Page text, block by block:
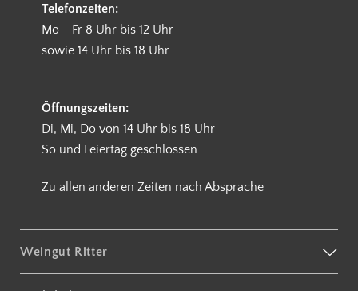
Telefonzeiten:
Mo - Fr 8 Uhr bis 12 Uhr
sowie 14 Uhr bis 18 Uhr
Öffnungszeiten:
Di, Mi, Do von 14 Uhr bis 18 Uhr
So und Feiertag geschlossen
Zu allen anderen Zeiten nach Absprache
Weingut Ritter